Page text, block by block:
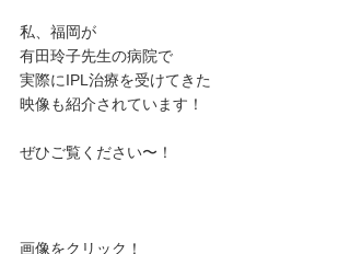
私、福岡が
有田玲子先生の病院で
実際にIPL治療を受けてきた
映像も紹介されています！
ぜひご覧ください〜！
画像をクリック！